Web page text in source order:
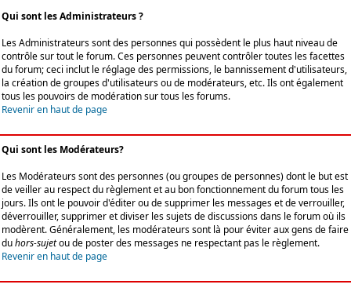
Qui sont les Administrateurs ?
Les Administrateurs sont des personnes qui possèdent le plus haut niveau de
contrôle sur tout le forum. Ces personnes peuvent contrôler toutes les facettes
du forum; ceci inclut le réglage des permissions, le bannissement d'utilisateurs,
la création de groupes d'utilisateurs ou de modérateurs, etc. Ils ont également
tous les pouvoirs de modération sur tous les forums.
Revenir en haut de page
Qui sont les Modérateurs?
Les Modérateurs sont des personnes (ou groupes de personnes) dont le but est
de veiller au respect du règlement et au bon fonctionnement du forum tous les
jours. Ils ont le pouvoir d'éditer ou de supprimer les messages et de verrouiller,
déverrouiller, supprimer et diviser les sujets de discussions dans le forum où ils
modèrent. Généralement, les modérateurs sont là pour éviter aux gens de faire
duhors-sujetou de poster des messages ne respectant pas le règlement.
Revenir en haut de page